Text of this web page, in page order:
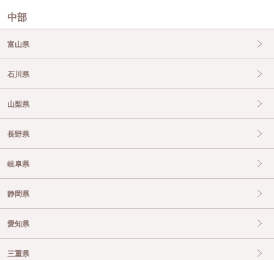
中部
富山県
石川県
山梨県
長野県
岐阜県
静岡県
愛知県
三重県